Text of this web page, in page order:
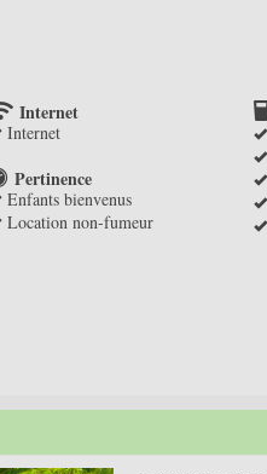
Internet
Internet
Pertinence
Enfants bienvenus
Location non-fumeur